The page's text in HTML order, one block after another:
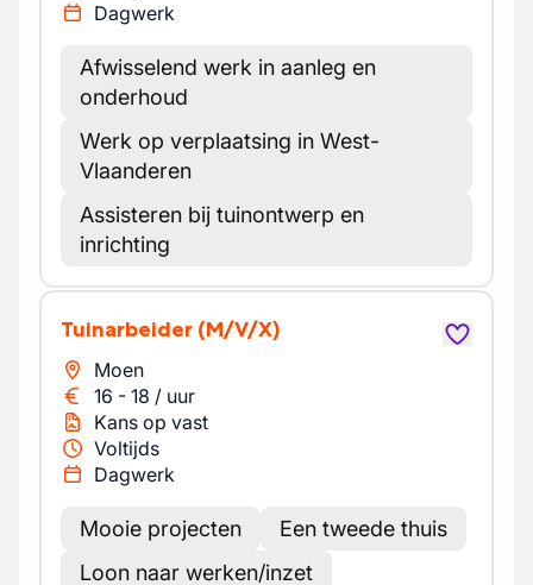
Dagwerk
Afwisselend werk in aanleg en
onderhoud
Werk op verplaatsing in West-
Vlaanderen
Assisteren bij tuinontwerp en
inrichting
Tuinarbeider (M/V/X)
Moen
16 - 18 / uur
Kans op vast
Voltijds
Dagwerk
Mooie projecten
Een tweede thuis
Loon naar werken/inzet